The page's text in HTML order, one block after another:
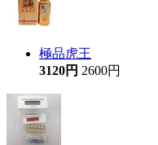
極品虎王
3120円 2600円